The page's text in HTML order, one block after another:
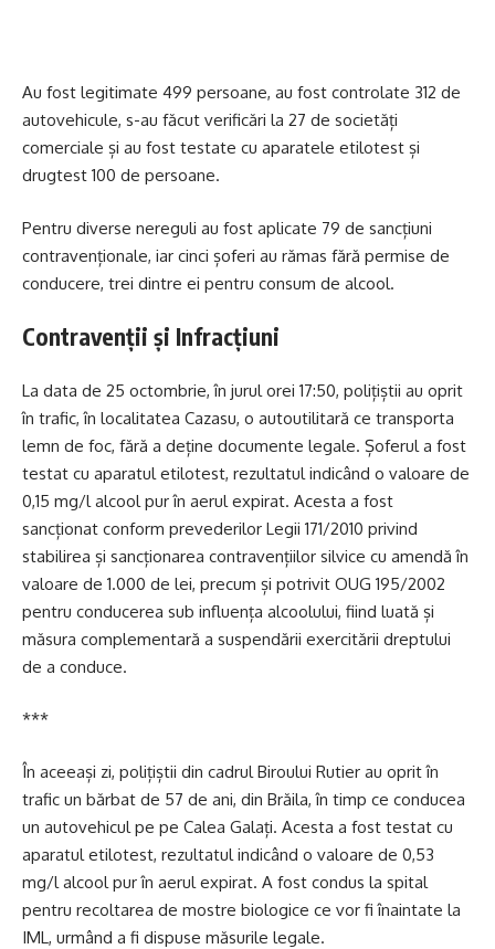
Au fost legitimate 499 persoane, au fost controlate 312 de
autovehicule, s-au făcut verificări la 27 de societăți
comerciale și au fost testate cu aparatele etilotest și
drugtest 100 de persoane.
Pentru diverse nereguli au fost aplicate 79 de sancțiuni
contravenționale, iar cinci șoferi au rămas fără permise de
conducere, trei dintre ei pentru consum de alcool.
Contravenții și Infracțiuni
La data de 25 octombrie, în jurul orei 17:50, polițiștii au oprit
în trafic, în localitatea Cazasu, o autoutilitară ce transporta
lemn de foc, fără a deține documente legale. Șoferul a fost
testat cu aparatul etilotest, rezultatul indicând o valoare de
0,15 mg/l alcool pur în aerul expirat. Acesta a fost
sancționat conform prevederilor Legii 171/2010 privind
stabilirea și sancționarea contravențiilor silvice cu amendă în
valoare de 1.000 de lei, precum și potrivit OUG 195/2002
pentru conducerea sub influența alcoolului, fiind luată și
măsura complementară a suspendării exercitării dreptului
de a conduce.
***
În aceeași zi, polițiștii din cadrul Biroului Rutier au oprit în
trafic un bărbat de 57 de ani, din Brăila, în timp ce conducea
un autovehicul pe pe Calea Galați. Acesta a fost testat cu
aparatul etilotest, rezultatul indicând o valoare de 0,53
mg/l alcool pur în aerul expirat. A fost condus la spital
pentru recoltarea de mostre biologice ce vor fi înaintate la
IML, urmând a fi dispuse măsurile legale.